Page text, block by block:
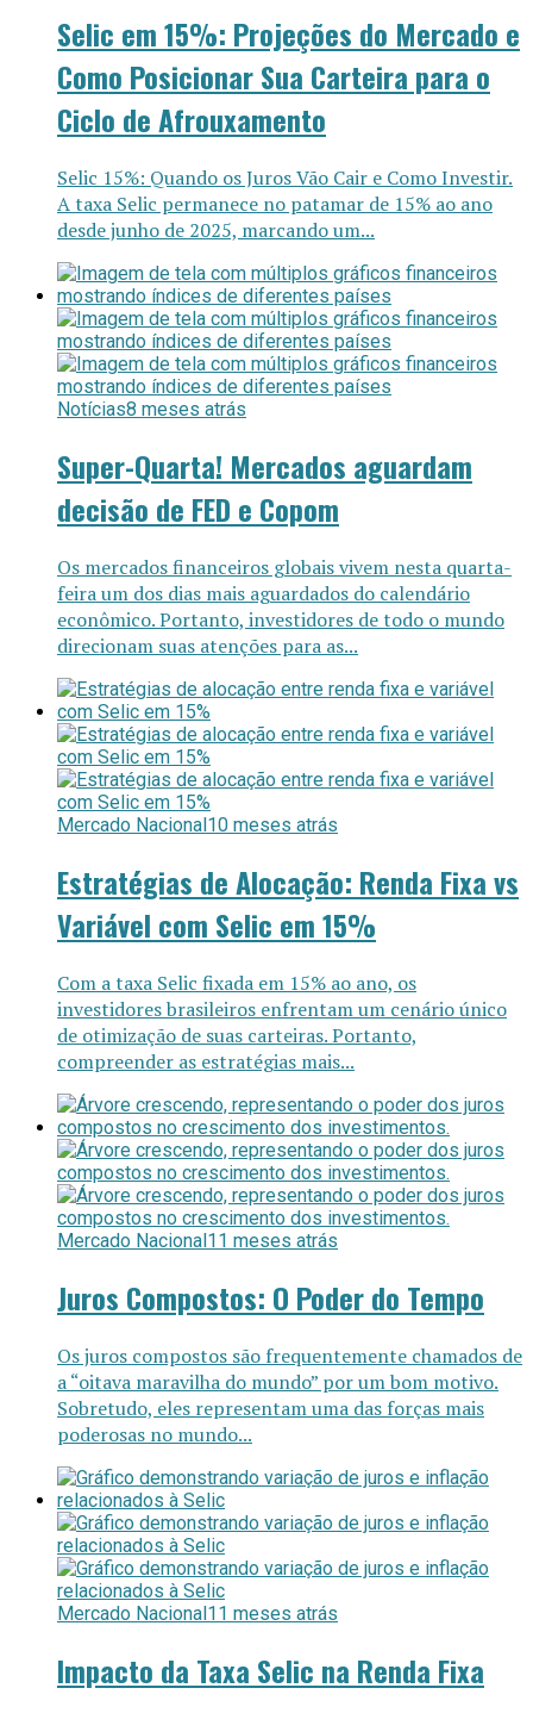
Selic em 15%: Projeções do Mercado e
Como Posicionar Sua Carteira para o
Ciclo de Afrouxamento
Selic 15%: Quando os Juros Vão Cair e Como Investir.
A taxa Selic permanece no patamar de 15% ao ano
desde junho de 2025, marcando um...
Notícias8 meses atrás
Super-Quarta! Mercados aguardam
decisão de FED e Copom
Os mercados financeiros globais vivem nesta quarta-
feira um dos dias mais aguardados do calendário
econômico. Portanto, investidores de todo o mundo
direcionam suas atenções para as...
Mercado Nacional10 meses atrás
Estratégias de Alocação: Renda Fixa vs
Variável com Selic em 15%
Com a taxa Selic fixada em 15% ao ano, os
investidores brasileiros enfrentam um cenário único
de otimização de suas carteiras. Portanto,
compreender as estratégias mais...
Mercado Nacional11 meses atrás
Juros Compostos: O Poder do Tempo
Os juros compostos são frequentemente chamados de
a “oitava maravilha do mundo” por um bom motivo.
Sobretudo, eles representam uma das forças mais
poderosas no mundo...
Mercado Nacional11 meses atrás
Impacto da Taxa Selic na Renda Fixa